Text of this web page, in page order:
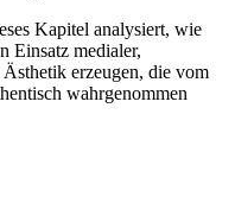
Kapitel analysiert, wie
Einsatz medialer,
erzeugen, die vom
wahrgenommen